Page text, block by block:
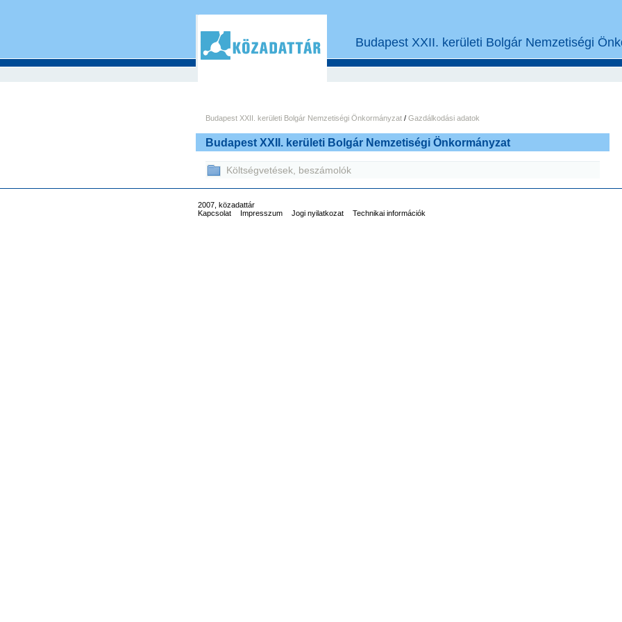
Budapest XXII. kerületi Bolgár Nemzetiségi
Budapest XXII. kerületi Bolgár Nemzetiségi Önkormányzat / Gazdálkodási adatok
Budapest XXII. kerületi Bolgár Nemzetiségi Önkormányzat
Költségvetések, beszámolók
2007, közadattár
Kapcsolat
Impresszum Jogi nyilatkozat Technikai információk